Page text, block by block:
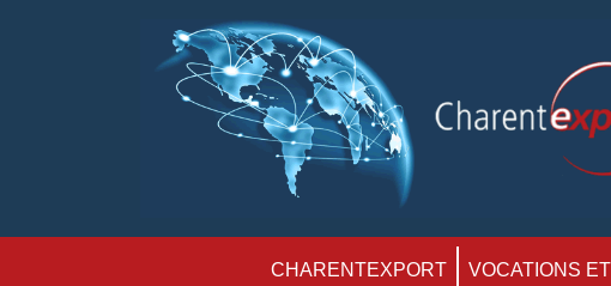
CHARENTEXPORT VOCATIONS